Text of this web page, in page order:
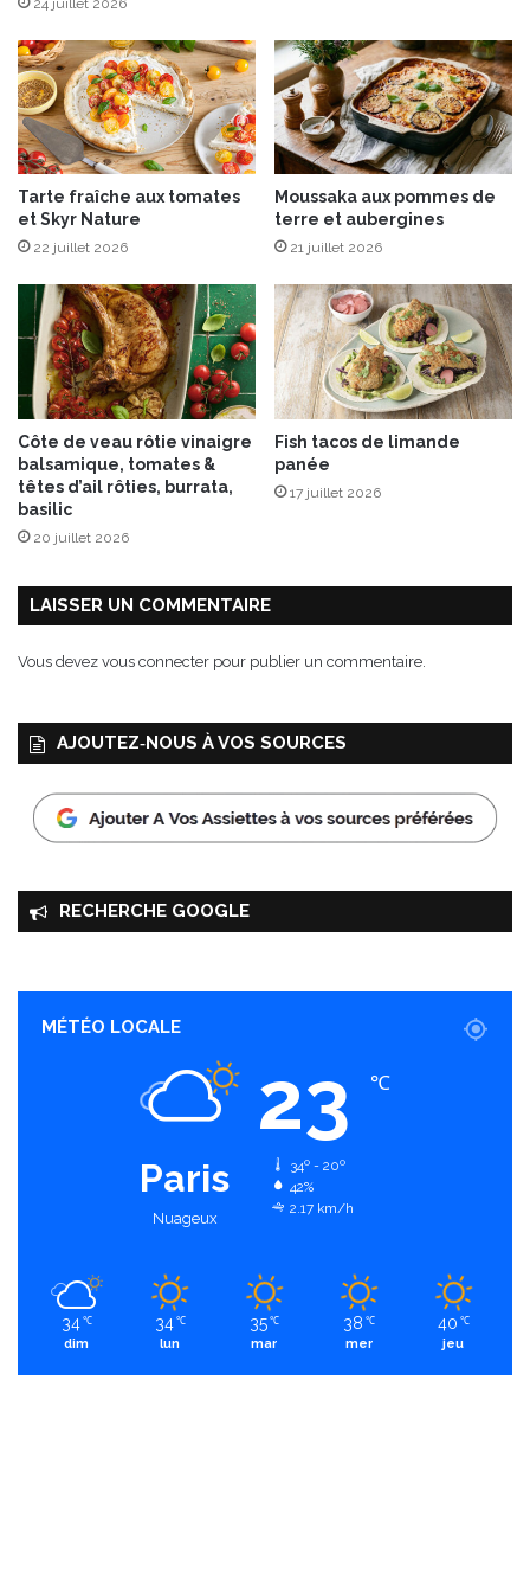
a
u
c
h
o
u
-
f
l
e
s
e
t
c
h
o
u
r
24 juillet 2026
Tarte fraîche aux tomates
et Skyr Nature
22 juillet 2026
Moussaka aux pommes de
terre et aubergines
21 juillet 2026
Côte de veau rôtie vinaigre
balsamique, tomates &
têtes d’ail rôties, burrata,
basilic
20 juillet 2026
Fish tacos de limande
panée
17 juillet 2026
LAISSER UN COMMENTAIRE
Vous devez vous connecter pour publier un commentaire.
AJOUTEZ‑NOUS À VOS SOURCES
RECHERCHE GOOGLE
MÉTÉO LOCALE
Paris
Nuageux
23 ℃
34º - 20º
42%
2.17 km/h
34 ℃
dim
34 ℃
lun
35 ℃
mar
38 ℃
mer
40 ℃
jeu